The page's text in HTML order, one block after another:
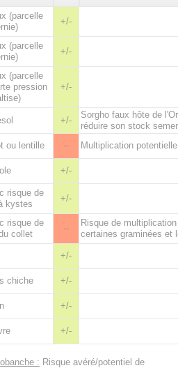
(parcelle
+/-
(parcelle
+/-
(parcelle
pression
+/-
+/-
Sorgho faux hôte de
réduire son stock
ou lentille
-- Multiplication
+/-
risque de
kystes
+/-
risque de
collet
--
Risque de
certaines graminées et
+/-
chiche +/-
+/-
+/-
: Risque avéré/potentiel de